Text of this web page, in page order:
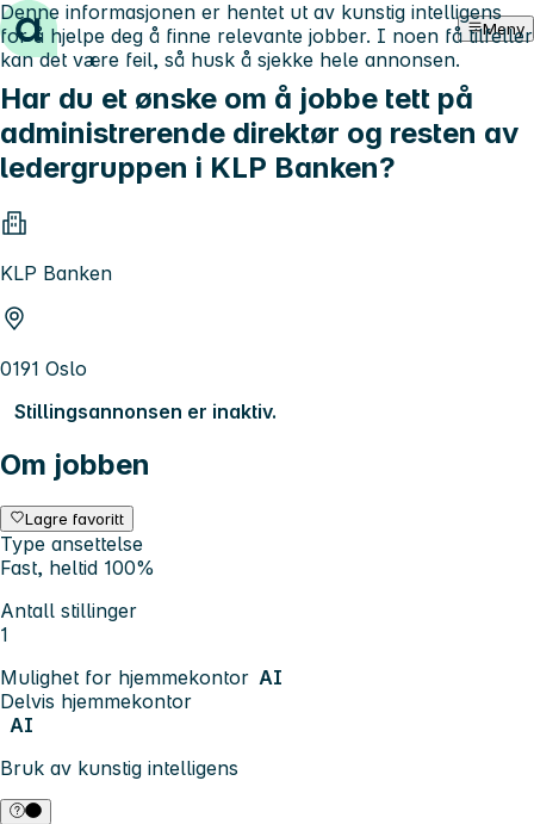
Hopp til innhold Meny
Har du et ønske om å jobbe tett på
administrerende direktør og resten av
ledergruppen i KLP Banken?
KLP Banken
0191 Oslo
Stillingsannonsen er inaktiv.
Om jobben
Lagre favoritt
Type ansettelse
Fast, heltid 100%
Antall stillinger
1
Mulighet for hjemmekontor AI
Delvis hjemmekontor
AI
Bruk av kunstig intelligens
Denne informasjonen er hentet ut av kunstig intelligens
for å hjelpe deg å finne relevante jobber. I noen få tilfeller
kan det være feil, så husk å sjekke hele annonsen.